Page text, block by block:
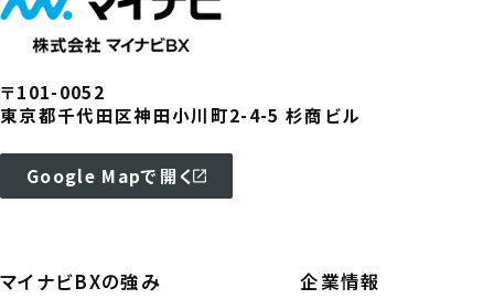
〒101-0052
東京都千代田区神田小川町2-4-5 杉商ビル
Google Mapで開く
マイナビBXの強み
企業情報